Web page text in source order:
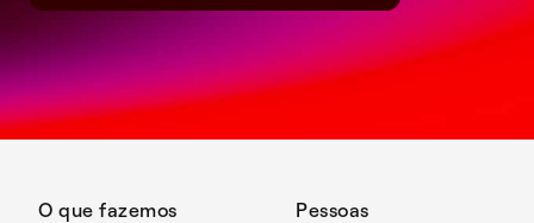
O que fazemos Pessoas